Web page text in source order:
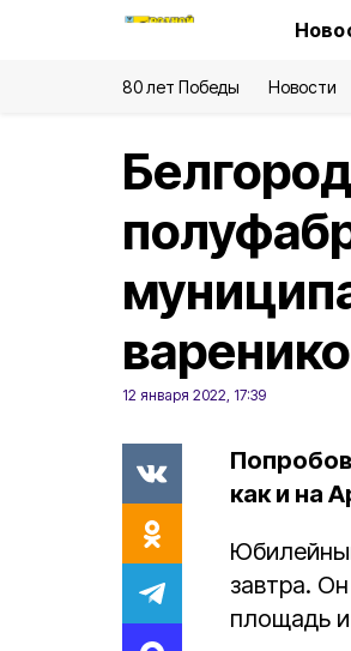
80 лет Победы Новости
12 января 2022, 17:39
как и на
завтра.
площадь